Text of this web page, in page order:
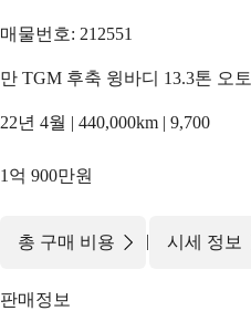
매물번호: 212551
만 TGM 후축 윙바디 13.3톤 오토
22년 4월 | 440,000km | 9,700
1억 900만원
총 구매 비용 | 시세 정보
판매정보